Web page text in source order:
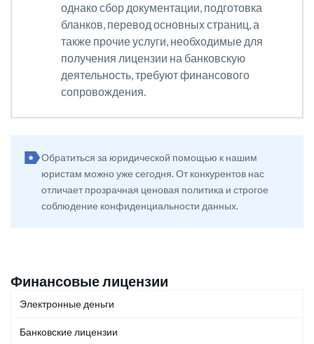
однако сбор документации, подготовка
бланков, перевод основных страниц, а
также прочие услуги, необходимые для
получения лицензии на банковскую
деятельность, требуют финансового
сопровождения.
Обратиться за юридической помощью к нашим
юристам можно уже сегодня. От конкурентов нас
отличает прозрачная ценовая политика и строгое
соблюдение конфиденциальности данных.
Финансовые лицензии
Электронные деньги
Банковские лицензии